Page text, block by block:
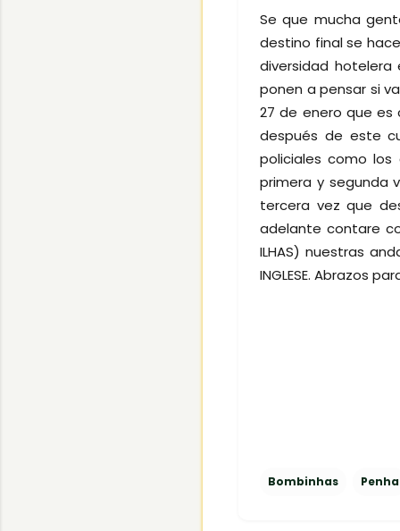
Se que mucha
destino final se
diversidad
ponen a pensar si
27 de enero que es
después de este
policiales como
primera y segunda
tercera vez que
adelante contare
ILHAS) nuestras
INGLESE. Abrazos
Bombinhas Penha